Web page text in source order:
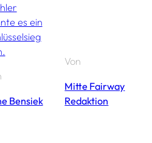
es ein
Bensiek
Von
Mitte Fairway
Redaktion